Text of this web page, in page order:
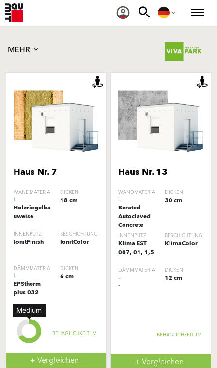
MEHR
Haus Nr. 7
WANDMATERIA
L
Holzriegelba
uweise
DICKEN
18 cm
INNENPUTZ
IonitFinish
BESCHICHTUNG
IonitColor
DÄMMMATERIA
L
EPStherm
plus 032
DICKEN
6 cm
BEHAGLICHKEIT IM
HAUS
+ Vergleichen
Haus Nr. 13
WANDMATERIA
L
Berated
Autoclaved
Concrete
DICKEN
30 cm
INNENPUTZ
Klima EST
007, 01, 1,5
BESCHICHTUNG
KlimaColor
DÄMMMATERIA
L
-
DICKEN
12 cm
BEHAGLICHKEIT IM
HAUS
+ Vergleichen
Medium